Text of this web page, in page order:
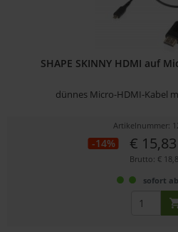
SHAPE SKINNY HDMI auf
dünnes Micro-HDMI-Kabel
Artikelnummer:
-14% € 15,83
Brutto: €
sofort